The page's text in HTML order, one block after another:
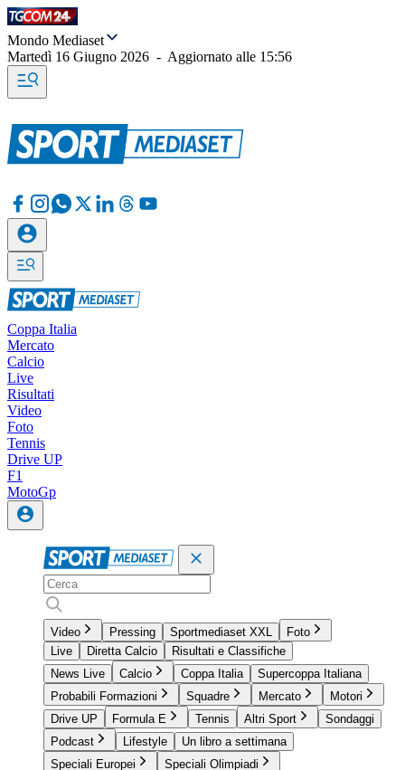
Mondo Mediaset
Martedì 16 Giugno 2026 - Aggiornato alle 15:56
Coppa Italia
Mercato
Calcio
Live
Risultati
Video
Foto
Tennis
Drive UP
F1
MotoGp
Video Pressing Sportmediaset XXL
Foto
Live
Diretta Calcio
Risultati e Classifiche
News Live
Calcio Coppa Italia
Supercoppa Italiana
Probabili Formazioni
Squadre Mercato
Motori
Drive UP
Formula E Tennis Altri Sport
Sondaggi
Podcast
Lifestyle
Un libro a settimana
Speciali Europei
Speciali Olimpiadi